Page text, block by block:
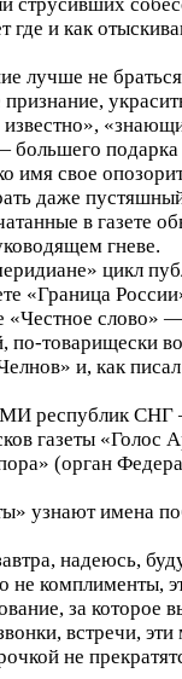
где и как
лучше не
большего
имя свое
даже
в газете
гневе.
цикл
«Граница
«Честное слово»
товарищески
и, как
республик СНГ
газеты «Голос
(орган
узнают имена
надеюсь,
комплименты,
за которое
встречи,
не